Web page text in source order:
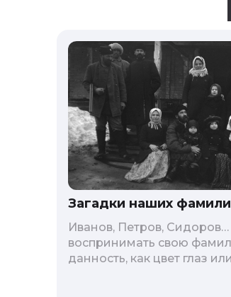
Загадки наших
Иванов, Петров,
воспринимать свою
данность, как цвет глаз